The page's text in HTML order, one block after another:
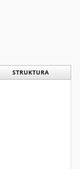
STRUKTURA